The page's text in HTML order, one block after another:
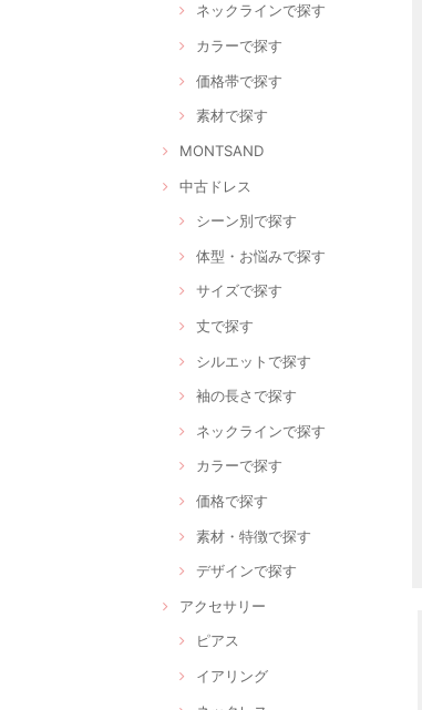
ネックラインで探す
カラーで探す
価格帯で探す
素材で探す
MONTSAND
中古ドレス
シーン別で探す
体型・お悩みで探す
サイズで探す
丈で探す
シルエットで探す
袖の長さで探す
ネックラインで探す
カラーで探す
価格で探す
素材・特徴で探す
デザインで探す
アクセサリー
ピアス
イアリング